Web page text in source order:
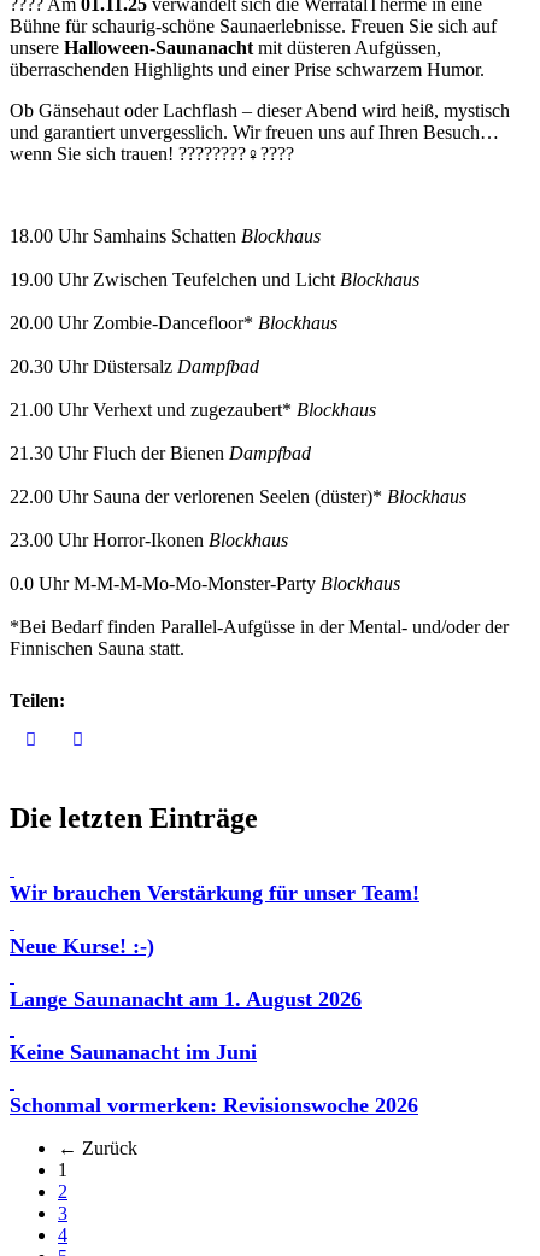
Bühne für schaurig-schöne Saunaerlebnisse. Freuen Sie sich auf
unsere Halloween-Saunanacht mit düsteren Aufgüssen,
überraschenden Highlights und einer Prise schwarzem Humor.
Ob Gänsehaut oder Lachflash – dieser Abend wird heiß, mystisch
und garantiert unvergesslich. Wir freuen uns auf Ihren Besuch…
wenn Sie sich trauen! ????️????‍♀️????
18.00 Uhr Samhains Schatten Blockhaus
19.00 Uhr Zwischen Teufelchen und Licht Blockhaus
20.00 Uhr Zombie-Dancefloor* Blockhaus
20.30 Uhr Düstersalz Dampfbad
21.00 Uhr Verhext und zugezaubert* Blockhaus
21.30 Uhr Fluch der Bienen Dampfbad
22.00 Uhr Sauna der verlorenen Seelen (düster)* Blockhaus
23.00 Uhr Horror-Ikonen Blockhaus
0.0 Uhr M-M-M-Mo-Mo-Monster-Party Blockhaus
*Bei Bedarf finden Parallel-Aufgüsse in der Mental- und/oder der
Finnischen Sauna statt.
Teilen:
Die letzten Einträge
Wir brauchen Verstärkung für unser Team!
Neue Kurse! :-)
Lange Saunanacht am 1. August 2026
Keine Saunanacht im Juni
Schonmal vormerken: Revisionswoche 2026
← Zurück
1
2
3
4